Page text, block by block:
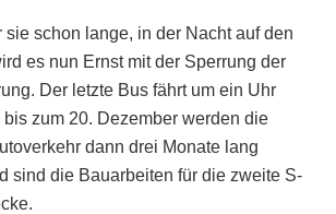
schon lange, in der Nacht auf den
es nun Ernst mit der Sperrung der
Der letzte Bus fährt um ein Uhr
zum 20. Dezember werden die
dann drei Monate lang
sind die Bauarbeiten für die zweite S-